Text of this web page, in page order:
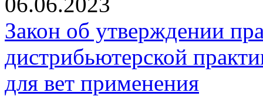
Закон об утверждении
дистрибьютерской
для вет применения